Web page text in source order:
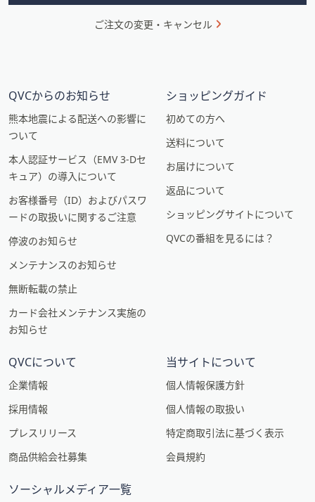
ご注文の変更・キャンセル
QVCからのお知らせ
熊本地震による配送への影響に
ついて
本人認証サービス（EMV 3-Dセ
キュア）の導入について
お客様番号（ID）およびパスワ
ードの取扱いに関するご注意
停波のお知らせ
メンテナンスのお知らせ
無断転載の禁止
カード会社メンテナンス実施の
お知らせ
ショッピングガイド
初めての方へ
送料について
お届けについて
返品について
ショッピングサイトについて
QVCの番組を見るには？
QVCについて
企業情報
採用情報
プレスリリース
商品供給会社募集
当サイトについて
個人情報保護方針
個人情報の取扱い
特定商取引法に基づく表示
会員規約
ソーシャルメディア一覧